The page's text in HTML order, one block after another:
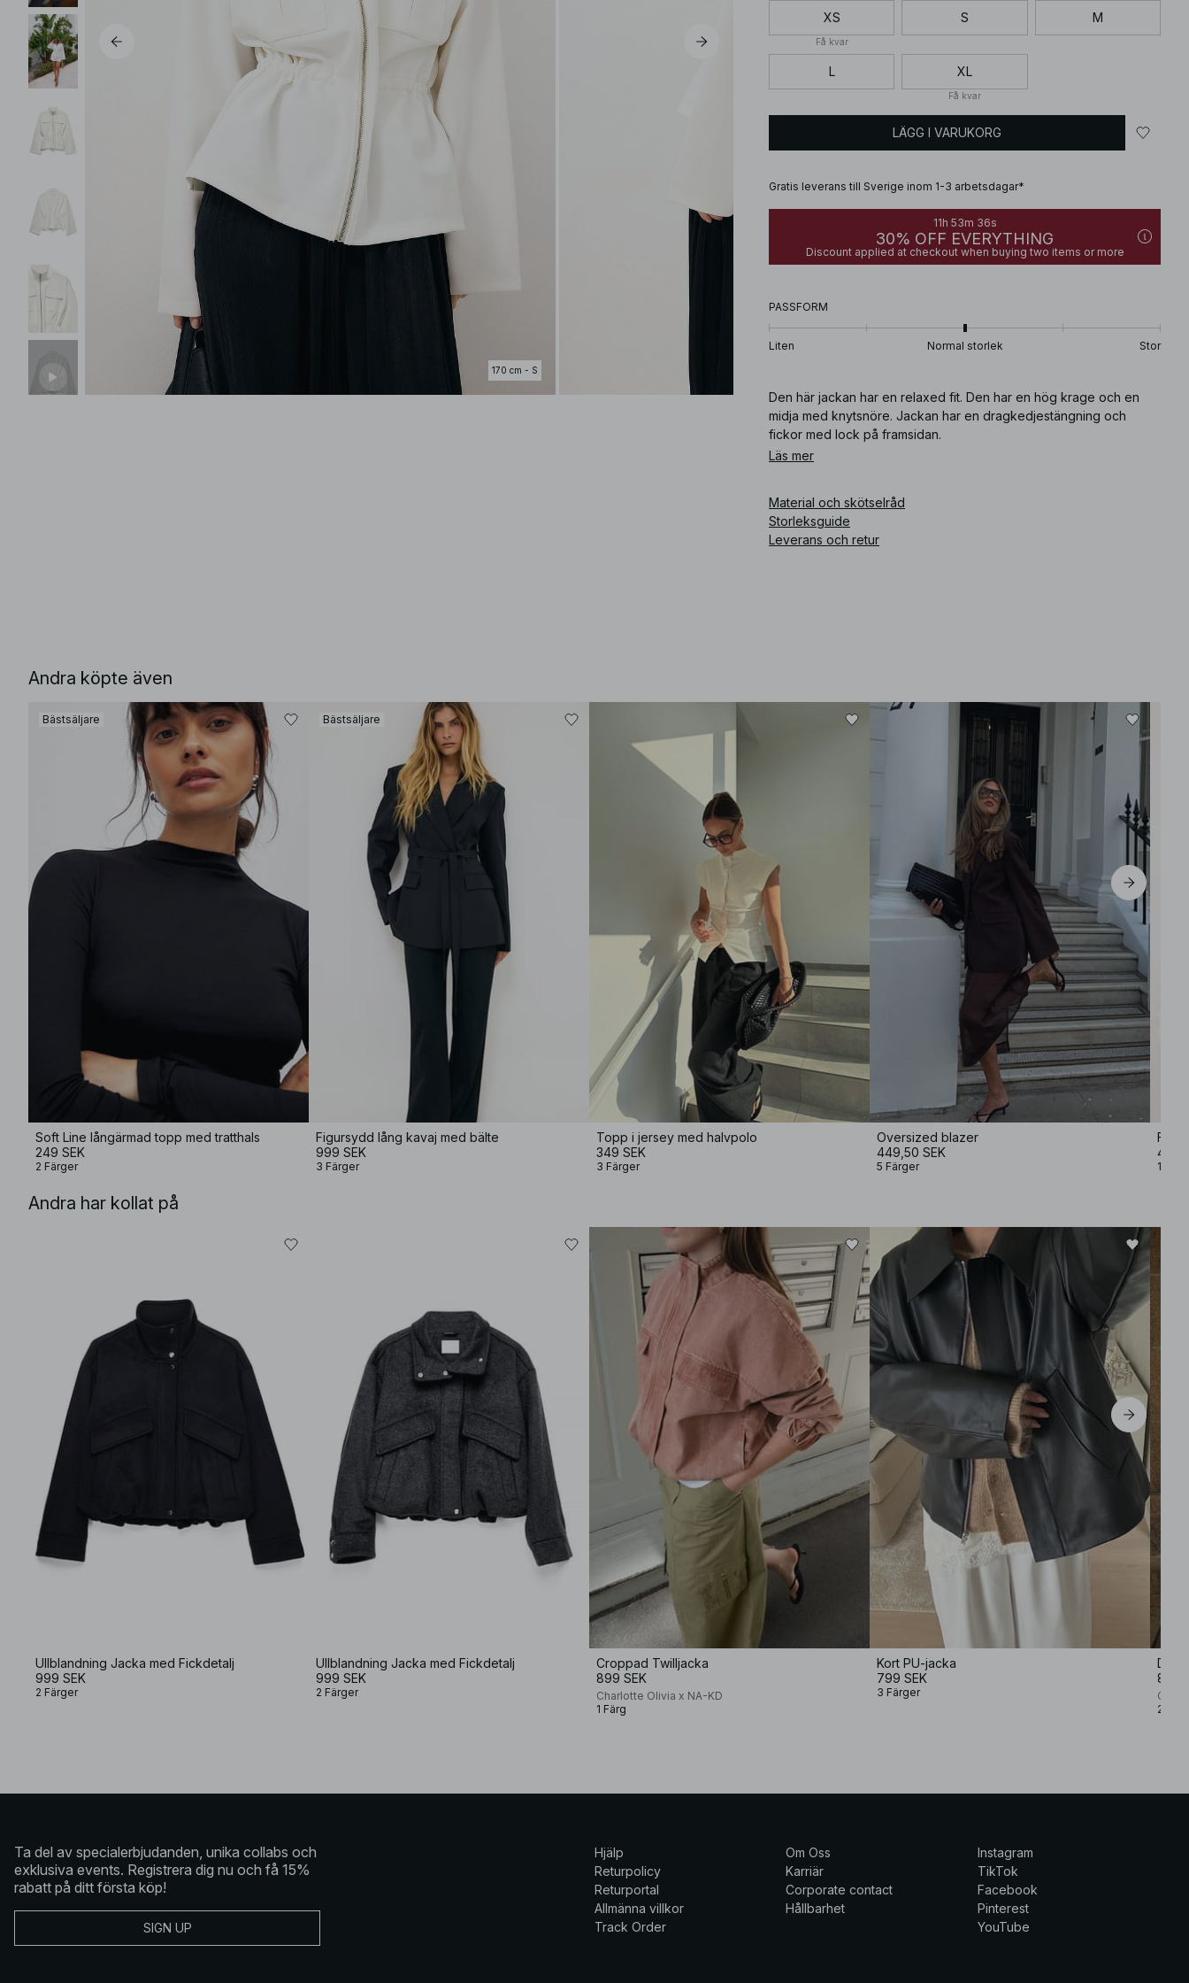
170 cm - S
XS
Få kvar
S M
L XL
Få kvar
LÄGG I VARUKORG
Gratis leverans till Sverige inom 1-3 arbetsdagar*
11h 53m 35s
30% OFF EVERYTHING
Discount applied at checkout when buying two items or more
PASSFORM
Liten Normal storlek Stor
Den här jackan har en relaxed fit. Den har en hög krage och en
midja med knytsnöre. Jackan har en dragkedjestängning och
fickor med lock på framsidan.
Läs mer
Material och skötselråd
Storleksguide
Leverans och retur
Andra köpte även
Bästsäljare
Soft Line långärmad topp med tratthals
249 SEK
2 Färger
Bästsäljare
Figursydd lång kavaj med bälte
999 SEK
3 Färger
Topp i jersey med halvpolo
349 SEK
3 Färger
Oversized blazer
449,50 SEK
5 Färger
499
1 Färg
Andra har kollat på
Ullblandning Jacka med Fickdetalj
999 SEK
2 Färger
Ullblandning Jacka med Fickdetalj
999 SEK
2 Färger
Croppad Twilljacka
899 SEK
Charlotte Olivia x NA-KD
1 Färg
Kort PU-jacka
799 SEK
3 Färger
899
2
Ta del av specialerbjudanden, unika collabs och
exklusiva events. Registrera dig nu och få 15%
rabatt på ditt första köp!
SIGN UP
Hjälp
Returpolicy
Returportal
Allmänna villkor
Track Order
Om Oss
Karriär
Corporate contact
Hållbarhet
Instagram
TikTok
Facebook
Pinterest
YouTube